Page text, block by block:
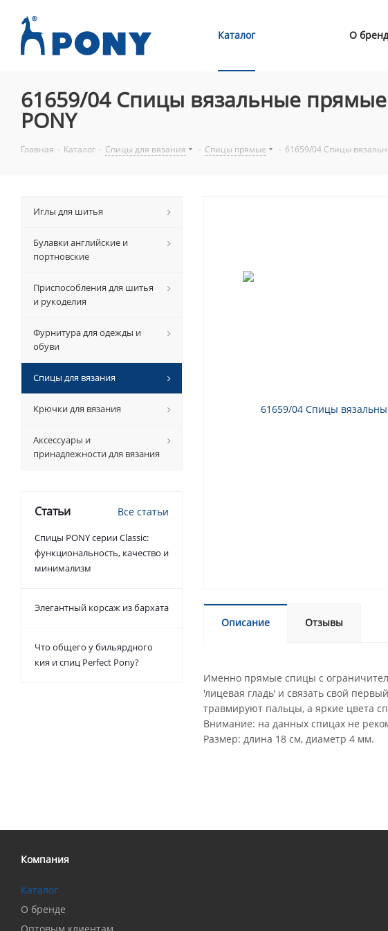
Каталог О
61659/04 Спицы вязальные
PONY
Главная - Каталог - Спицы для вязания - Спицы прямые - 61659/04 Спицы
Описание Отзывы
Именно прямые спицы с
'лицевая гладь' и связать свой
травмируют пальцы, а яркие цвета
Внимание: на данных спицах не
Размер: длина 18 см, диаметр 4 мм.
Иглы для шитья
Булавки английские и
портновские
Приспособления для шитья
и рукоделия
Фурнитура для одежды и
обуви
Спицы для вязания
Крючки для вязания
Аксессуары и
принадлежности для вязания
Статьи Все статьи
Спицы PONY серии Classic:
функциональность, качество и
минимализм
Элегантный корсаж из бархата
Что общего у бильярдного
кия и спиц Perfect Pony?
Компания
Каталог
О бренде